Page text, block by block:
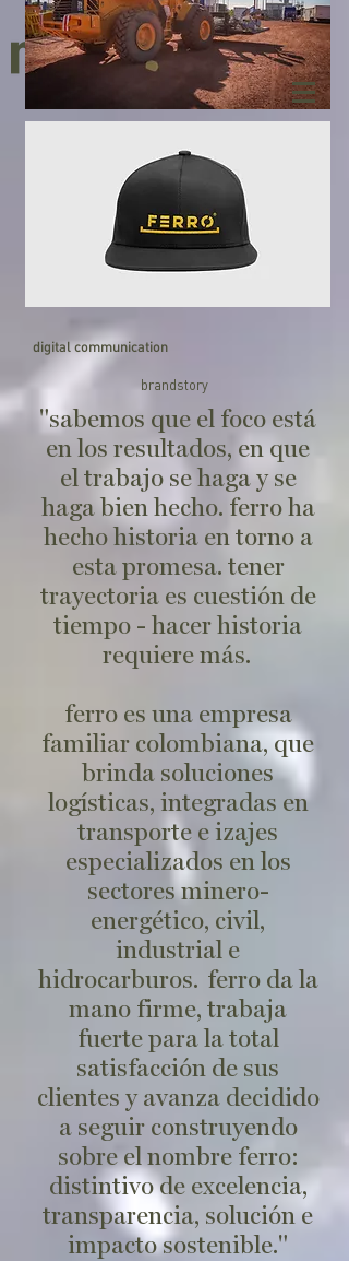
brandstory
"sabemos que el foco está
en los resultados, en que
el trabajo se haga y se
haga bien hecho. ferro ha
hecho historia en torno a
esta promesa. tener
trayectoria es cuestión de
tiempo - hacer historia
requiere más.
ferro es una empresa
familiar colombiana, que
brinda soluciones
logísticas, integradas en
transporte e izajes
especializados en los
sectores minero-
energético, civil,
industrial e
hidrocarburos. ferro da la
mano firme, trabaja
fuerte para la total
satisfacción de sus
clientes y avanza decidido
a seguir construyendo
sobre el nombre ferro:
distintivo de excelencia,
transparencia, solución e
impacto sostenible."
digital communication